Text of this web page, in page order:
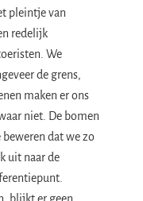
pleintje van
redelijk
We
de grens,
maken er ons
niet. De bomen
dat we zo
uit naar de